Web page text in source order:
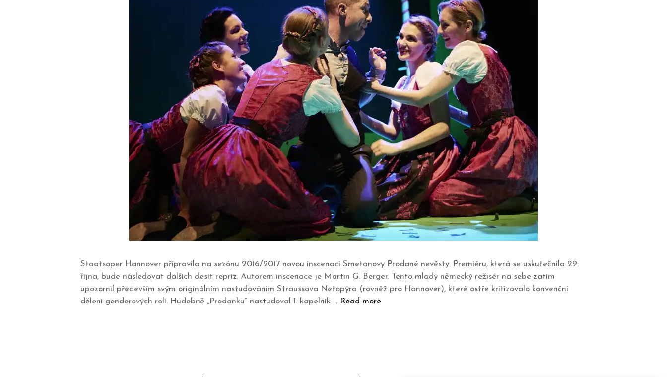
Staatsoper Hannover připravila na sezónu 2016/2017 novou inscenaci Smetanovy Prodané nevěsty. Premiéru, která se uskutečnila 29:
října, bude následovat dalších desít repríz. Autorem inscenace je Martin G. Berger. Tento mladý německý režisér na sebe zatím
upozornil především svým originálním nastudováním Straussova Netopýra (rovněž pro Hannover), které ostře kritizovalo konvenční
dělení genderových rolí. Hudebně „Prodanku“ nastudoval 1. kapelník … Read more